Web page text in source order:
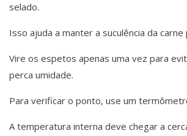
selado.
Isso ajuda a manter a suculência da
Vire os espetos apenas uma vez para
perca umidade.
Para verificar o ponto, use um
A temperatura interna deve chegar a